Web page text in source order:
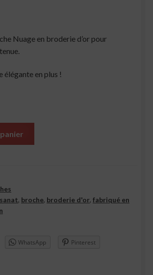
Nuage en broderie d’or pour
élégante en plus !
, broche, broderie d'or, fabriqué en
WhatsApp Pinterest